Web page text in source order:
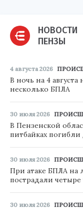
НОВОСТИ
ПЕНЗЫ
4 августа 2026
В ночь на 4
несколько БПЛА
30 июля 2026
В Пензенской
питбайках погибли
30 июля 2026
При атаке БПЛА на
пострадали четыре
30 июля 2026